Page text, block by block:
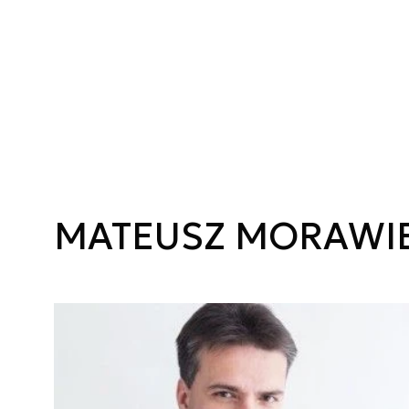
MATEUSZ